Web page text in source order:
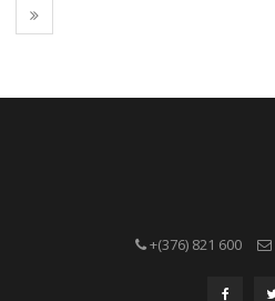
+(376) 821 600